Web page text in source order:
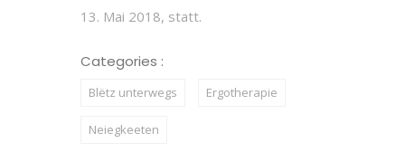
13. Mai 2018, statt.
Categories :
Blëtz unterwegs Ergotherapie
Neiegkeeten